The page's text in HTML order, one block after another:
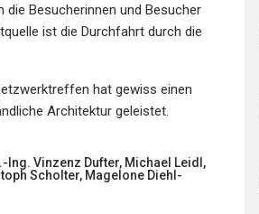
Besucherinnen und Besucher
ist die Durchfahrt durch die
hat gewiss einen
Architektur geleistet.
Vinzenz Dufter, Michael Leidl,
Scholter, Magelone Diehl-